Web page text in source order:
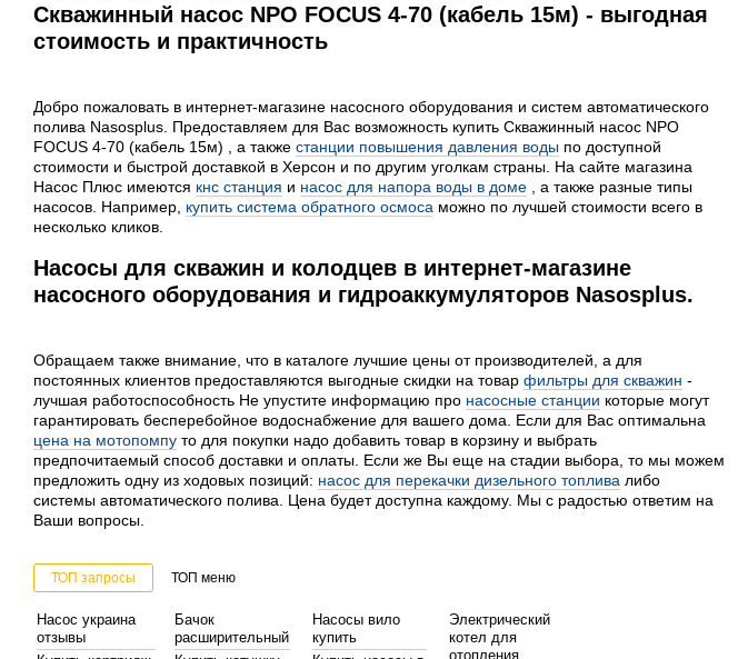
Скважинный насос NPO FOCUS 4-70 (кабель 15м) - выгодная
стоимость и практичность
Добро пожаловать в интернет-магазине насосного оборудования и систем автоматического
полива Nasosplus. Предоставляем для Вас возможность купить Скважинный насос NPO
FOCUS 4-70 (кабель 15м) , а также станции повышения давления воды по доступной
стоимости и быстрой доставкой в Херсон и по другим уголкам страны. На сайте магазина
Насос Плюс имеются кнс станция и насос для напора воды в доме , а также разные типы
насосов. Например, купить система обратного осмоса можно по лучшей стоимости всего в
несколько кликов.
Насосы для скважин и колодцев в интернет-магазине
насосного оборудования и гидроаккумуляторов Nasosplus.
Обращаем также внимание, что в каталоге лучшие цены от производителей, а для
постоянных клиентов предоставляются выгодные скидки на товар фильтры для скважин -
лучшая работоспособность Не упустите информацию про насосные станции которые могут
гарантировать бесперебойное водоснабжение для вашего дома. Если для Вас оптимальна
цена на мотопомпу то для покупки надо добавить товар в корзину и выбрать
предпочитаемый способ доставки и оплаты. Если же Вы еще на стадии выбора, то мы можем
предложить одну из ходовых позиций: насос для перекачки дизельного топлива либо
системы автоматического полива. Цена будет доступна каждому. Мы с радостью ответим на
Ваши вопросы.
ТОП запросы ТОП меню
Насос украина
отзывы
Бачок
расширительный
Насосы вило
купить
Электрический
котел для
отопления